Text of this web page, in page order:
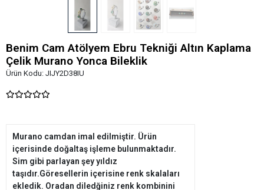
Benim Cam Atölyem Ebru Tekniği Altın Kaplama
Çelik Murano Yonca Bileklik
Ürün Kodu: JIJY2D38IU
Murano camdan imal edilmiştir. Ürün
içerisinde doğaltaş işleme bulunmaktadır.
Sim gibi parlayan şey yıldız
taşıdır.Göresellerin içerisine renk skalaları
ekledik. Oradan diledğiniz renk kombinini